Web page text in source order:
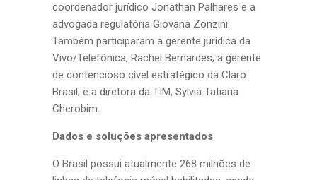
coordenador jurídico Jonathan Palhares e a
advogada regulatória Giovana Zonzini.
Também participaram a gerente jurídica da
Vivo/Telefônica, Rachel Bernardes; a gerente
de contencioso cível estratégico da Claro
Brasil; e a diretora da TIM, Sylvia Tatiana
Cherobim.
Dados e soluções apresentados
O Brasil possui atualmente 268 milhões de